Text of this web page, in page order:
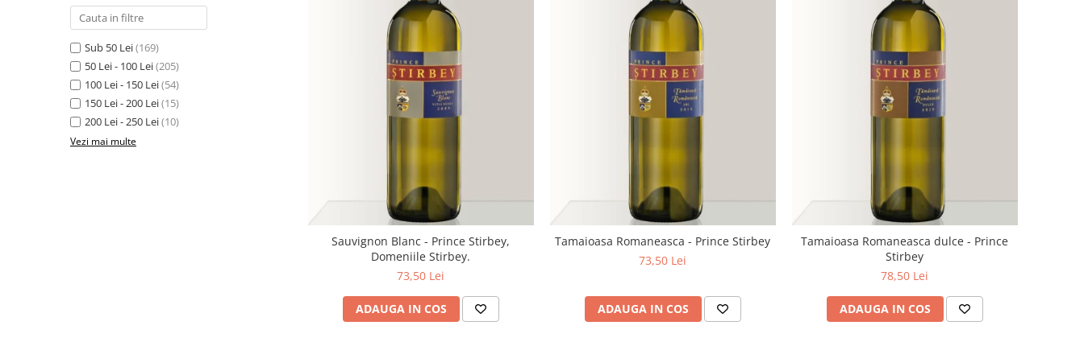
Sub 50 Lei(169)
50 Lei - 100 Lei(205)
100 Lei - 150 Lei(54)
150 Lei - 200 Lei(15)
200 Lei - 250 Lei(10)
Vezi mai multe
Sauvignon Blanc - Prince Stirbey,
Domeniile Stirbey.
73,50 Lei
ADAUGA IN COS
Tamaioasa Romaneasca - Prince Stirbey
73,50 Lei
ADAUGA IN COS
Tamaioasa Romaneasca dulce - Prince
Stirbey
78,50 Lei
ADAUGA IN COS